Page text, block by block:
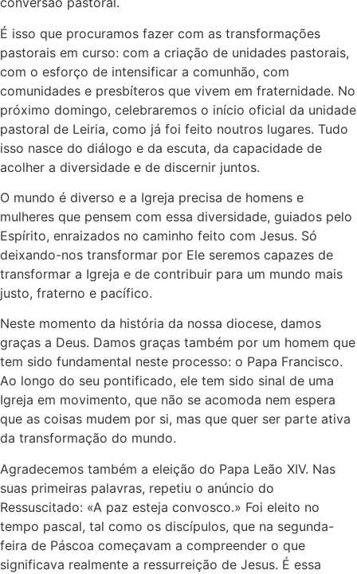
É isso que procuramos fazer com as transformações
pastorais em curso: com a criação de unidades pastorais,
com o esforço de intensificar a comunhão, com
comunidades e presbíteros que vivem em fraternidade. No
próximo domingo, celebraremos o início oficial da unidade
pastoral de Leiria, como já foi feito noutros lugares. Tudo
isso nasce do diálogo e da escuta, da capacidade de
acolher a diversidade e de discernir juntos.
O mundo é diverso e a Igreja precisa de homens e
mulheres que pensem com essa diversidade, guiados pelo
Espírito, enraizados no caminho feito com Jesus. Só
deixando-nos transformar por Ele seremos capazes de
transformar a Igreja e de contribuir para um mundo mais
justo, fraterno e pacífico.
Neste momento da história da nossa diocese, damos
graças a Deus. Damos graças também por um homem que
tem sido fundamental neste processo: o Papa Francisco.
Ao longo do seu pontificado, ele tem sido sinal de uma
Igreja em movimento, que não se acomoda nem espera
que as coisas mudem por si, mas que quer ser parte ativa
da transformação do mundo.
Agradecemos também a eleição do Papa Leão XIV. Nas
suas primeiras palavras, repetiu o anúncio do
Ressuscitado: «A paz esteja convosco.» Foi eleito no
tempo pascal, tal como os discípulos, que na segunda-
feira de Páscoa começavam a compreender o que
significava realmente a ressurreição de Jesus. É essa